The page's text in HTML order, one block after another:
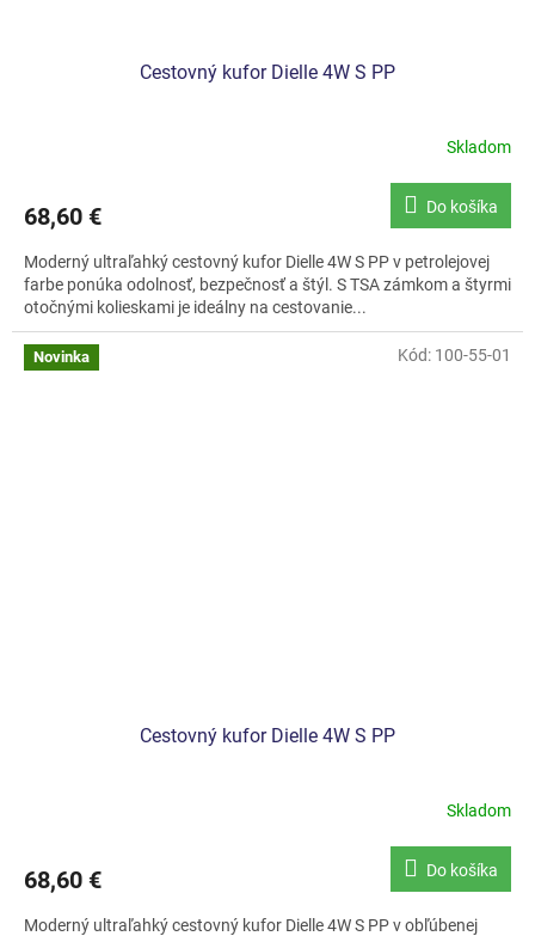
Cestovný kufor Dielle 4W S PP
Skladom
68,60 € Do košíka
Moderný ultraľahký cestovný kufor Dielle 4W S PP v petrolejovej
farbe ponúka odolnosť, bezpečnosť a štýl. S TSA zámkom a štyrmi
otočnými kolieskami je ideálny na cestovanie...
Novinka
Cestovný kufor Dielle 4W S PP
Skladom
68,60 € Do košíka
Moderný ultraľahký cestovný kufor Dielle 4W S PP v obľúbenej
Kód: 100-55-01